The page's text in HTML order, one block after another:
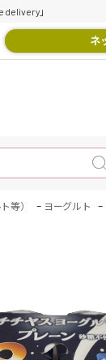
」
ネ
等） - ヨーグルト -